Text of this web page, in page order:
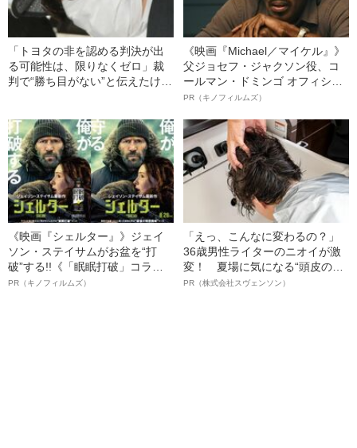
「トヨタの非を認める判決が出
る可能性は、限りなくゼロ」裁
判で“勝ち目がない”と伝えたけれ
の葛藤」
《映画『Michael／マイケル』》
父ジョセフ・ジャクソン役、コ
ールマン・ドミンゴ オフィシャ
ルインタビュー“観客を魅了した
語る”《日本興収70億円突破》
PR（キノフィルムズ）
《映画『シェルター』》ジェイ
ソン・ステイサムがお盆を“打
破”する!!《「眠眠打破」コラ
ボ》
PR（キノフィルムズ）
「えっ、こんなに変わるの？」
36歳男性ライターのニオイが激
変！ 夏場に気になる“頭皮のニ
オイ”や“ベタつき”を解消す
PR（株式会社スヴェンソン）